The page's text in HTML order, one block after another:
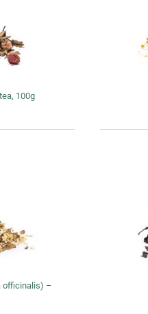
100g
officinalis) –